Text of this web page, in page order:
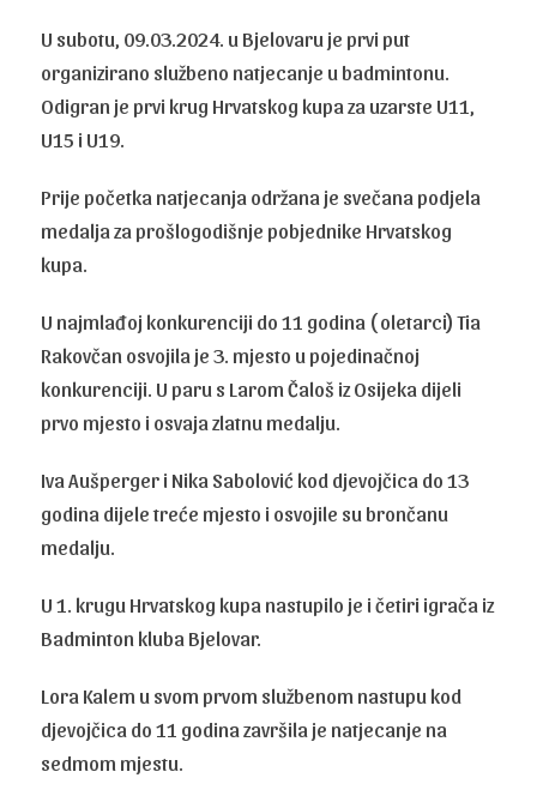
U subotu, 09.03.2024. u Bjelovaru je prvi put
organizirano službeno natjecanje u badmintonu.
Odigran je prvi krug Hrvatskog kupa za uzarste U11,
U15 i U19.
Prije početka natjecanja održana je svečana podjela
medalja za prošlogodišnje pobjednike Hrvatskog
kupa.
U najmlađoj konkurenciji do 11 godina ( oletarci) Tia
Rakovčan osvojila je 3. mjesto u pojedinačnoj
konkurenciji. U paru s Larom Čaloš iz Osijeka dijeli
prvo mjesto i osvaja zlatnu medalju.
Iva Aušperger i Nika Sabolović kod djevojčica do 13
godina dijele treće mjesto i osvojile su brončanu
medalju.
U 1. krugu Hrvatskog kupa nastupilo je i četiri igrača iz
Badminton kluba Bjelovar.
Lora Kalem u svom prvom službenom nastupu kod
djevojčica do 11 godina završila je natjecanje na
sedmom mjestu.